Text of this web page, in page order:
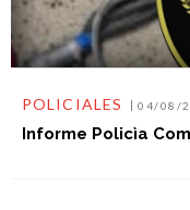
POLICIALES 04/08/
Informe Policìa